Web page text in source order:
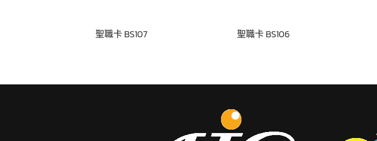
聖職卡 BS107 聖職卡 BS106